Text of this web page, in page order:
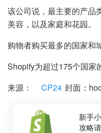
该公司说，最主要的产品
美容，以及家庭和花园。
购物者购买最多的国家和
Shopify为超过175个国家
来源：
CP24 封面：
新手
攻略